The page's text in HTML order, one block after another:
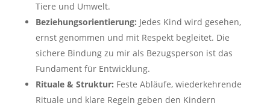
Tiere und Umwelt.
Beziehungsorientierung: Jedes Kind wird gesehen,
ernst genommen und mit Respekt begleitet. Die
sichere Bindung zu mir als Bezugsperson ist das
Fundament für Entwicklung.
Rituale & Struktur: Feste Abläufe, wiederkehrende
Rituale und klare Regeln geben den Kindern